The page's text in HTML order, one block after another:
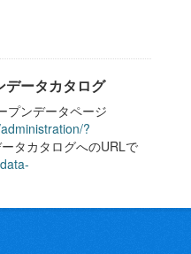
データカタログ
プンデータページ
?
タカタログへのURLで